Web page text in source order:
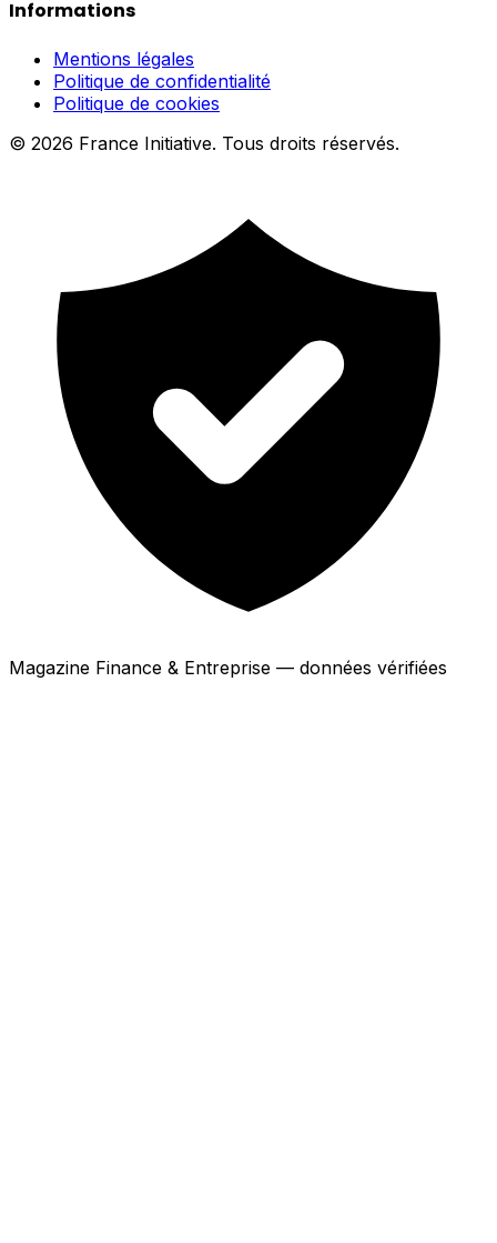
Informations
Mentions légales
Politique de confidentialité
Politique de cookies
© 2026 France Initiative. Tous droits réservés.
Magazine Finance & Entreprise — données vérifiées